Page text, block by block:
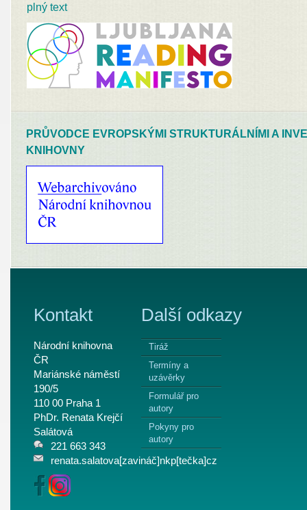
plný text
PRŮVODCE EVROPSKÝMI STRUKTURÁLNÍMI A
KNIHOVNY
Kontakt
Národní knihovna
ČR
Mariánské náměstí
190/5
110 00 Praha 1
PhDr. Renata Krejčí
Salátová
221 663 343
renata.salatova[zavináč]nkp[tečka]cz
Další odkazy
Tiráž
Termíny a
uzávěrky
Formulář pro
autory
Pokyny pro
autory